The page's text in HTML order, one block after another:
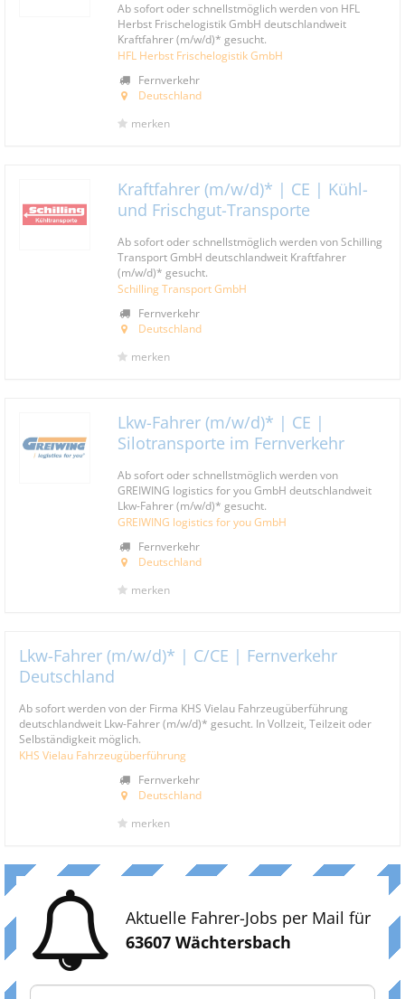
Ab sofort oder schnellstmöglich werden von HFL
Herbst Frischelogistik GmbH deutschlandweit
Kraftfahrer (m/w/d)* gesucht.
HFL Herbst Frischelogistik GmbH
Fernverkehr
Deutschland
merken
Kraftfahrer (m/w/d)* | CE | Kühl-
und Frischgut-Transporte
Ab sofort oder schnellstmöglich werden von Schilling
Transport GmbH deutschlandweit Kraftfahrer
(m/w/d)* gesucht.
Schilling Transport GmbH
Fernverkehr
Deutschland
merken
Lkw-Fahrer (m/w/d)* | CE |
Silotransporte im Fernverkehr
Ab sofort oder schnellstmöglich werden von
GREIWING logistics for you GmbH deutschlandweit
Lkw-Fahrer (m/w/d)* gesucht.
GREIWING logistics for you GmbH
Fernverkehr
Deutschland
merken
Lkw-Fahrer (m/w/d)* | C/CE | Fernverkehr
Deutschland
Ab sofort werden von der Firma KHS Vielau Fahrzeugüberführung
deutschlandweit Lkw-Fahrer (m/w/d)* gesucht. In Vollzeit, Teilzeit oder
Selbständigkeit möglich.
KHS Vielau Fahrzeugüberführung
Fernverkehr
Deutschland
merken
Aktuelle Fahrer-Jobs per Mail für
63607 Wächtersbach